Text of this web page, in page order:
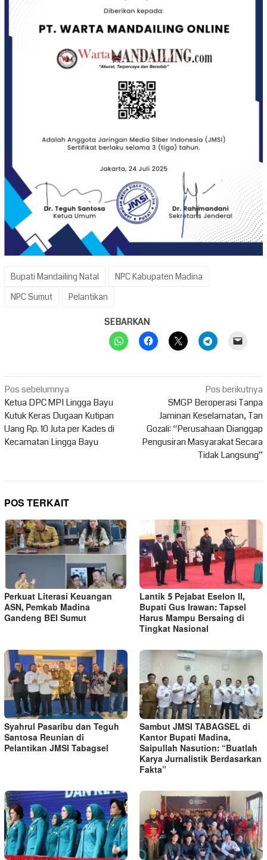
Bupati Mandailing Natal
NPC Kabupaten Madina
NPC Sumut
Pelantikan
SEBARKAN
Navigasi
pos
Pos sebelumnya
Ketua DPC MPI Lingga Bayu
Kutuk Keras Dugaan Kutipan
Uang Rp. 10 Juta per Kades di
Kecamatan Lingga Bayu
Pos berikutnya
SMGP Beroperasi Tanpa
Jaminan Keselamatan, Tan
Gozali: “Perusahaan Dianggap
Pengusiran Masyarakat Secara
Tidak Langsung”
POS TERKAIT
Perkuat Literasi Keuangan
ASN, Pemkab Madina
Gandeng BEI Sumut
Lantik 5 Pejabat Eselon II,
Bupati Gus Irawan: Tapsel
Harus Mampu Bersaing di
Tingkat Nasional
Syahrul Pasaribu dan Teguh
Santosa Reunian di
Pelantikan JMSI Tabagsel
Sambut JMSI TABAGSEL di
Kantor Bupati Madina,
Saipullah Nasution: “Buatlah
Karya Jurnalistik Berdasarkan
Fakta”